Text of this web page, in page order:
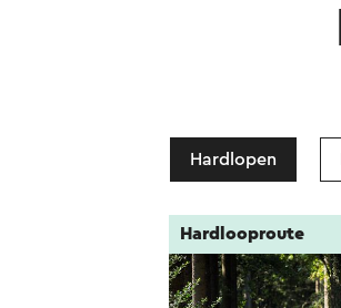
Hardlopen
Hardlooproute